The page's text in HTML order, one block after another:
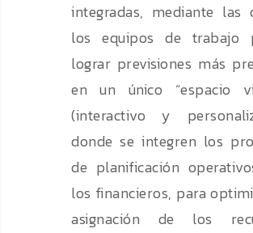
integradas, mediante las
los equipos de trabajo
lograr previsiones más
en un único “espacio
(interactivo y
donde se integren los
de planificación
los financieros, para
asignación de los